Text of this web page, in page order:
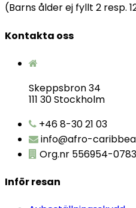
(Barns ålder ej fyllt 2 resp.
Kontakta oss
Skeppsbron 34
111 30 Stockholm
+46 8-30 21 03
info@afro-
Org.nr 556954-0783
Inför resan